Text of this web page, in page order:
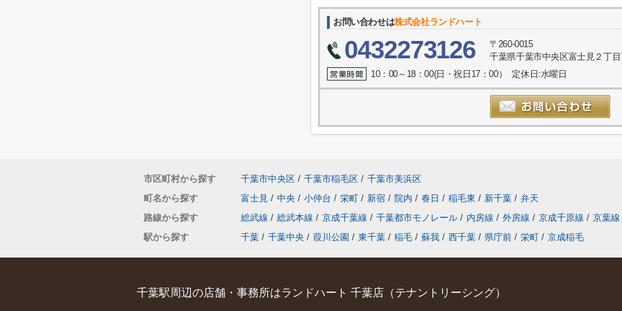
お問い合わせは株式会社ランドハート
0432273126
〒260-0015
千葉県千葉市中央区富士見２丁
10：00～18：00(日・祝日17：00） 定休日:水曜日
市区町村から探す 千葉市中央区 / 千葉市稲毛区 / 千葉市美浜区
町名から探す
富士見 / 中央 / 小仲台 / 栄町 / 新宿 / 院内 / 春日 / 稲毛東 / 新千葉 / 弁天
路線から探す
総武線 / 総武本線 / 京成千葉線 / 千葉都市モノレール / 内房線 / 外房線 / 京成千原線 / 京葉線
駅から探す
千葉 / 千葉中央 / 葭川公園 / 東千葉 / 稲毛 / 蘇我 / 西千葉 / 県庁前 / 栄町 / 京成稲毛
千葉駅周辺の店舗・事務所はランドハート 千葉店（テナントリーシング）